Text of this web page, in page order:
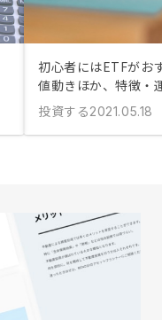
初心者にはETFがお
値動きほか、特徴・
投資する2021.05.18